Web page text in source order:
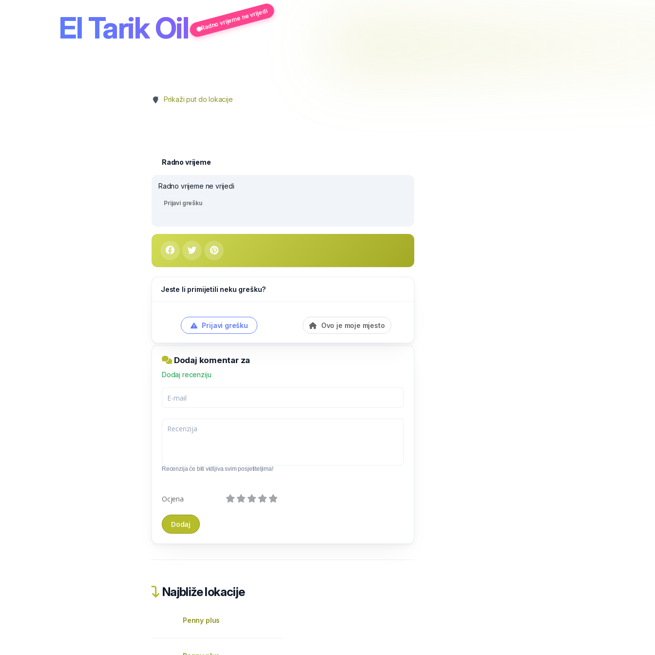
El Tarik Oil Radno vrijeme ne vrijedi
Prikaži put do lokacije
Radno vrijeme
Radno vrijeme ne vrijedi
Prijavi grešku
Jeste li primijetili neku grešku?
Prijavi grešku Ovo je moje mjesto
Dodaj komentar za
Dodaj recenziju
Recenzija će biti vidljiva svim posjetiteljima!
Ocjena
Najbliže lokacije
Penny plus